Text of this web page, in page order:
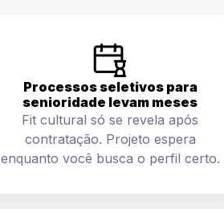
Processos seletivos para
senioridade levam meses
Fit cultural só se revela após
contratação. Projeto espera
enquanto você busca o perfil certo.